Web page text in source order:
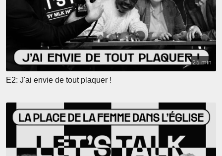
25 min
E2: J'ai envie de tout plaquer !